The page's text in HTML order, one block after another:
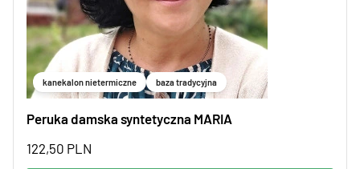
kanekalon nietermiczne baza tradycyjna
Peruka damska syntetyczna MARIA
122,50 PLN